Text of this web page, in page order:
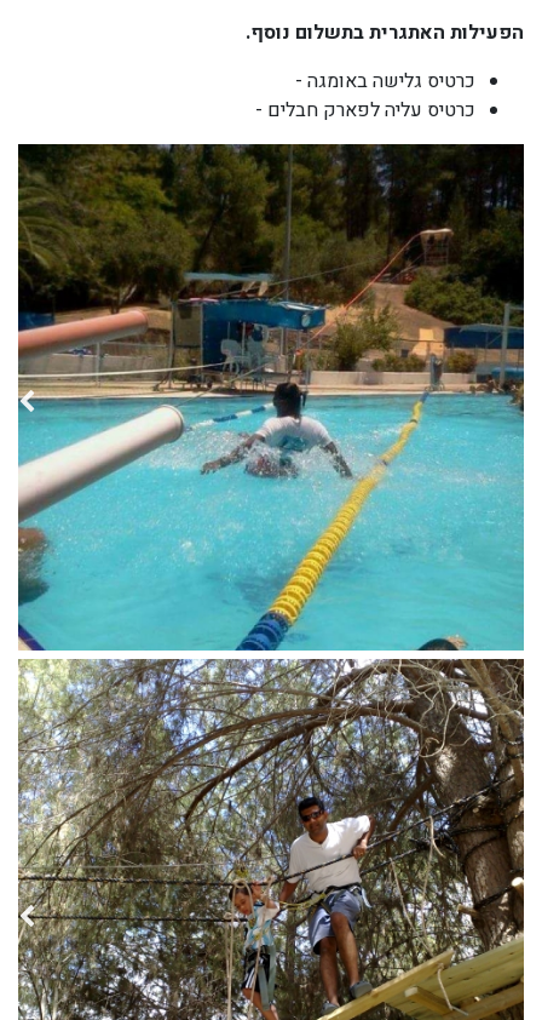
הפעילות האתגרית בתשלום נוסף.
כרטיס גלישה באומגה -
כרטיס עליה לפארק חבלים -